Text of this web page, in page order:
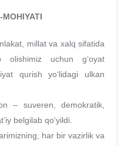
millat va xalq sifatida
olishimiz uchun gʻoyat
qurish yoʻlidagi ulkan
– suveren, demokratik,
belgilab qoʻyildi.
har bir vazirlik va